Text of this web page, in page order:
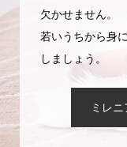
欠かせません。
若いうちから身
しましょう。
ミレ